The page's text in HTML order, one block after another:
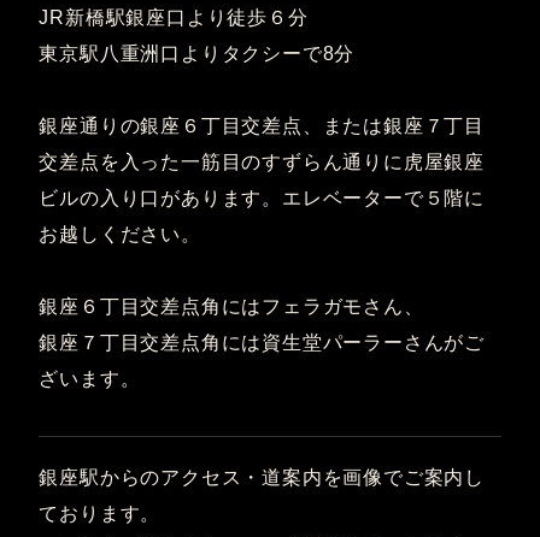
JR新橋駅銀座口より徒歩６分
東京駅八重洲口よりタクシーで8分
銀座通りの銀座６丁目交差点、または銀座７丁目
交差点を入った一筋目のすずらん通りに虎屋銀座
ビルの入り口があります。エレベーターで５階に
お越しください。
銀座６丁目交差点角にはフェラガモさん、
銀座７丁目交差点角には資生堂パーラーさんがご
ざいます。
銀座駅からのアクセス・道案内を画像でご案内し
ております。